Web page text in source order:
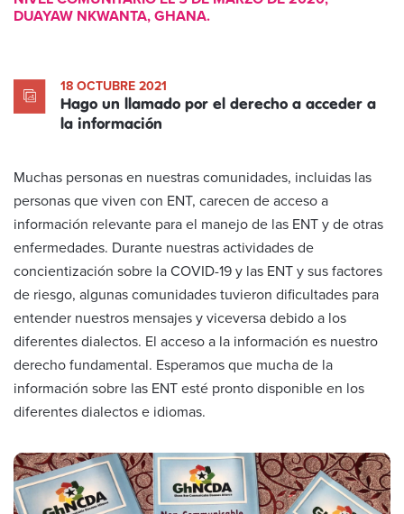
DUAYAW NKWANTA, GHANA.
18 OCTUBRE 2021
Hago un llamado por el derecho a acceder a
la información
Muchas personas en nuestras comunidades, incluidas las
personas que viven con ENT, carecen de acceso a
información relevante para el manejo de las ENT y de otras
enfermedades. Durante nuestras actividades de
concientización sobre la COVID-19 y las ENT y sus factores
de riesgo, algunas comunidades tuvieron dificultades para
entender nuestros mensajes y viceversa debido a los
diferentes dialectos. El acceso a la información es nuestro
derecho fundamental. Esperamos que mucha de la
información sobre las ENT esté pronto disponible en los
diferentes dialectos e idiomas.